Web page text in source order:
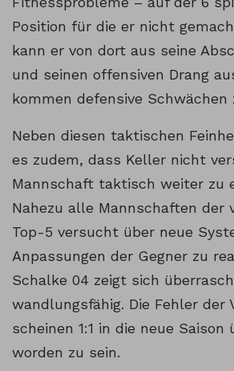
Position für die er nicht
kann er von dort aus seine
und seinen offensiven Drang
kommen defensive Schwächen
Neben diesen taktischen
es zudem, dass Keller nicht
Mannschaft taktisch weiter zu
Nahezu alle Mannschaften der
Top-5 versucht über neue
Anpassungen der Gegner zu
Schalke 04 zeigt sich
wandlungsfähig. Die Fehler der
scheinen 1:1 in die neue Saison
worden zu sein.